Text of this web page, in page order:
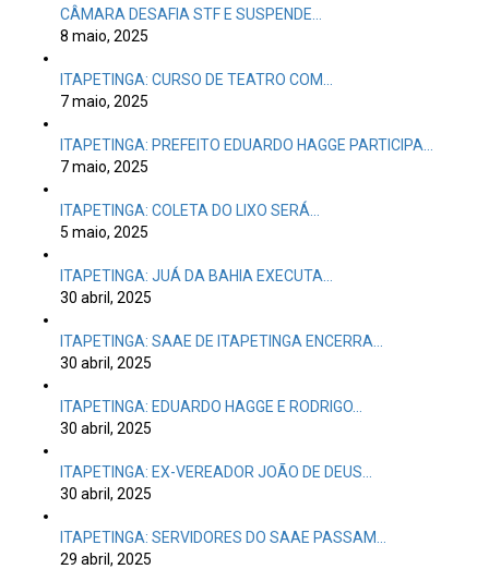
CÂMARA DESAFIA STF E SUSPENDE…
8 maio, 2025
ITAPETINGA: CURSO DE TEATRO COM…
7 maio, 2025
ITAPETINGA: PREFEITO EDUARDO HAGGE PARTICIPA…
7 maio, 2025
ITAPETINGA: COLETA DO LIXO SERÁ…
5 maio, 2025
ITAPETINGA: JUÁ DA BAHIA EXECUTA…
30 abril, 2025
ITAPETINGA: SAAE DE ITAPETINGA ENCERRA…
30 abril, 2025
ITAPETINGA: EDUARDO HAGGE E RODRIGO…
30 abril, 2025
ITAPETINGA: EX-VEREADOR JOÃO DE DEUS…
30 abril, 2025
ITAPETINGA: SERVIDORES DO SAAE PASSAM…
29 abril, 2025